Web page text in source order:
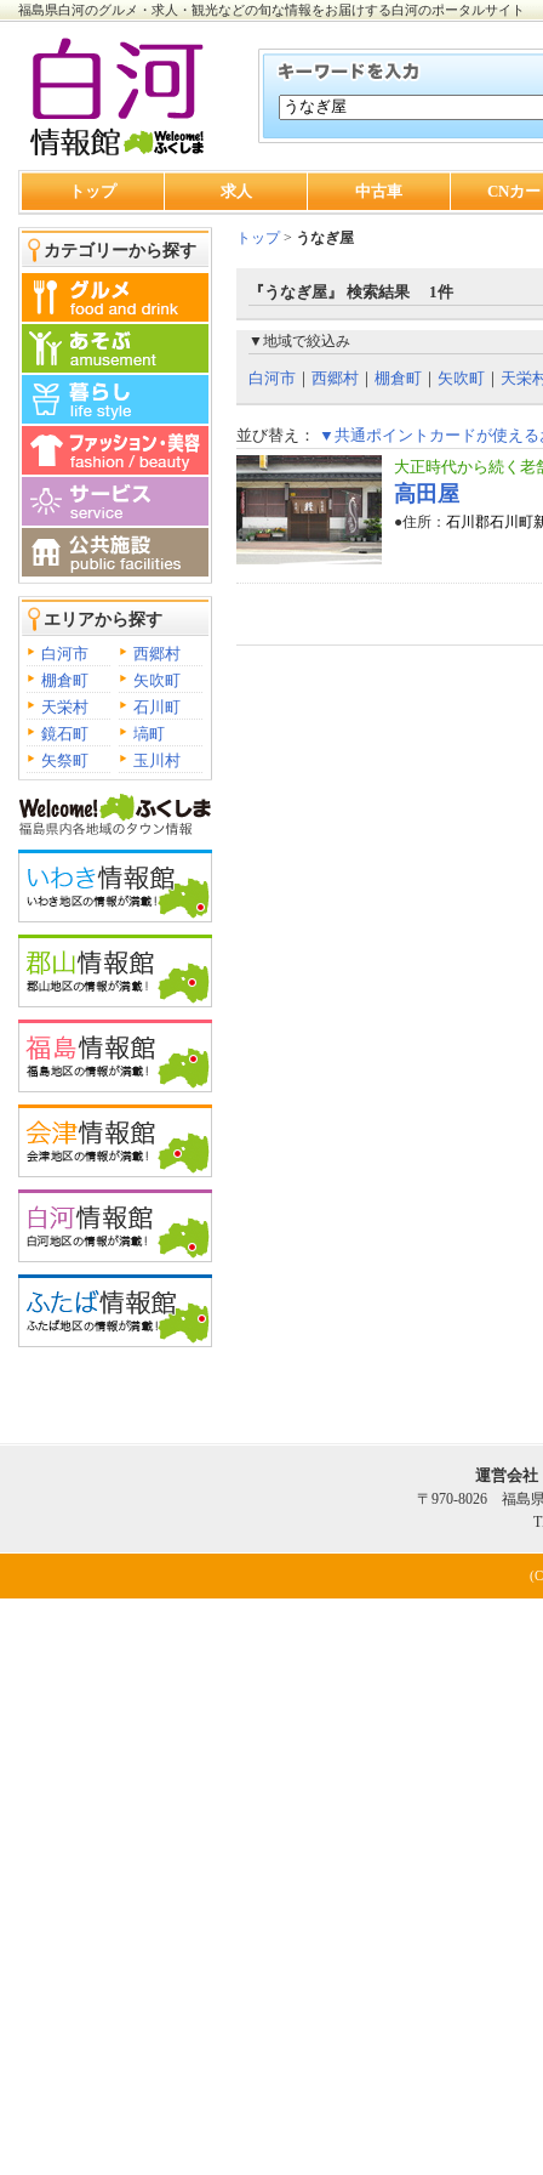
福島県白河のグルメ・求人・観光などの旬な情報をお届けする白河のポータルサイト
トップ 求人 中古車 CNカ
カテゴリーから探す
エリアから探す
白河市
西郷村
棚倉町
矢吹町
天栄村
石川町
鏡石町
塙町
矢祭町
玉川村
トップ> うなぎ屋
『うなぎ屋』 検索結果 1件
▼地域で絞込み
白河市 ｜ 西郷村 ｜ 棚倉町 ｜ 矢吹町 ｜ 天栄
並び替え：
▼共通ポイントカードが使える
大正時代から続く老
高田屋
●住所： 石川郡石川町
運営会
〒970-8026 福島